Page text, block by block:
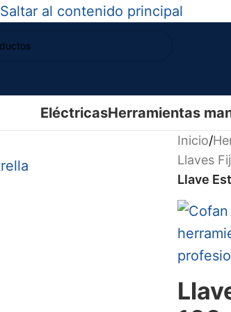
Saltar al contenido principal
EléctricasHerramientas
Inicio/
Llaves
Llave